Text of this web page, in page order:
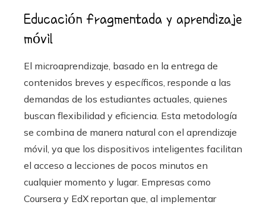
Educación fragmentada y aprendizaje
móvil
El microaprendizaje, basado en la entrega de
contenidos breves y específicos, responde a las
demandas de los estudiantes actuales, quienes
buscan flexibilidad y eficiencia. Esta metodología
se combina de manera natural con el aprendizaje
móvil, ya que los dispositivos inteligentes facilitan
el acceso a lecciones de pocos minutos en
cualquier momento y lugar. Empresas como
Coursera y EdX reportan que, al implementar